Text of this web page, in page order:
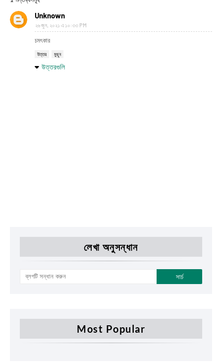
Unknown
২৬ জুন, ২০২১ এ ১০:৩৩ PM
চমৎকার
উত্তর মুছুন
উত্তরগুলি
লেখা অনুসন্ধান
Most Popular